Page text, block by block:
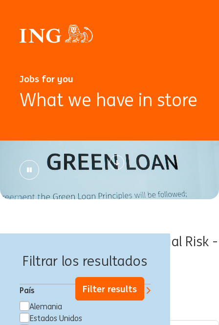
Jobs for you
What we have in store
Filtrar los resultados
País
Alemania
Estados Unidos
Ofertas de empleo - Financial Risk -
Nueva York
Filter results